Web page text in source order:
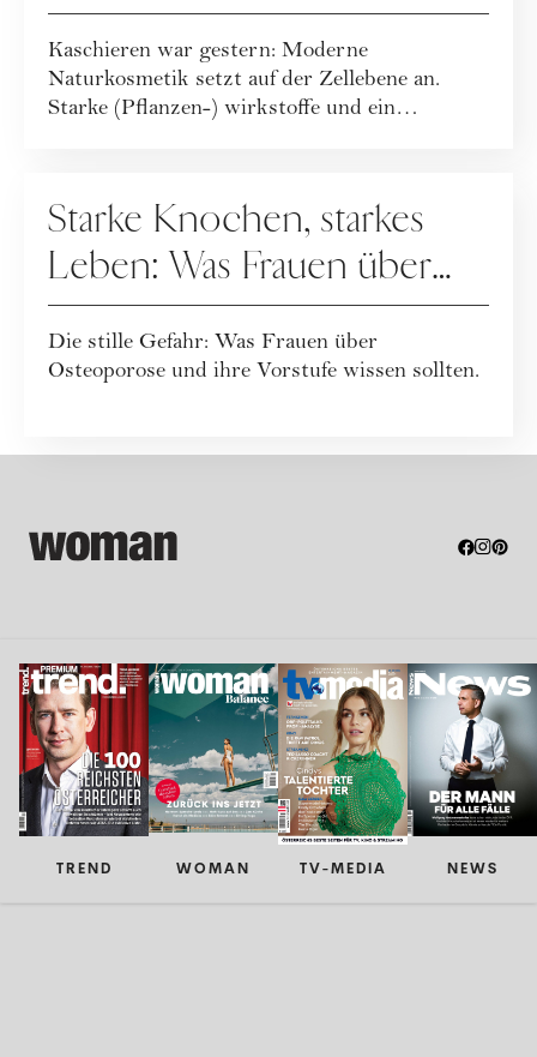
Kaschieren war gestern: Moderne
Naturkosmetik setzt auf der Zellebene an.
Starke (Pflanzen-) wirkstoffe und ein
Starke Knochen, starkes
Leben: Was Frauen über
Osteoporose wissen
sollten
Die stille Gefahr: Was Frauen über
Osteoporose und ihre Vorstufe wissen sollten.
TREND WOMAN TV-MEDIA NEWS